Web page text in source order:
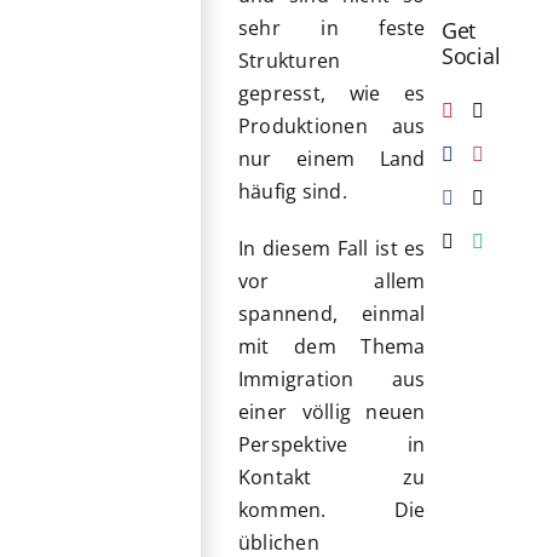
sehr in feste
Strukturen
gepresst, wie es
Produktionen aus
nur einem Land
häufig sind.
In diesem Fall ist es
vor allem
spannend, einmal
mit dem Thema
Immigration aus
einer völlig neuen
Perspektive in
Kontakt zu
kommen. Die
üblichen
Get
Social